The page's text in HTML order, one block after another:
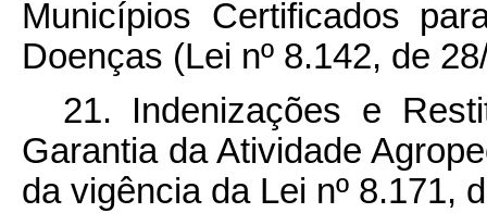
Municípios Certificados
Doenças (Lei nº 8.142, de
21. Indenizações e
Garantia da Atividade
da vigência da Lei nº 8.171,